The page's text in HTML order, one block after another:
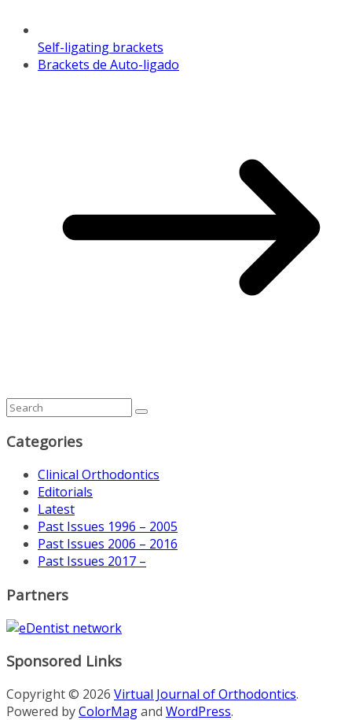
Self-ligating brackets
Brackets de Auto-ligado
Categories
Clinical Orthodontics
Editorials
Latest
Past Issues 1996 – 2005
Past Issues 2006 – 2016
Past Issues 2017 –
Partners
Sponsored Links
Copyright © 2026 Virtual Journal of Orthodontics.
Powered byColorMagand WordPress.